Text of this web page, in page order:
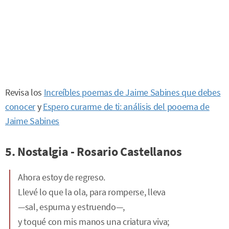
Revisa los Increíbles poemas de Jaime Sabines que debes
conoceryEspero curarme de ti: análisis del pooema de
Jaime Sabines
5. Nostalgia - Rosario Castellanos
Ahora estoy de regreso.
Llevé lo que la ola, para romperse, lleva
—sal, espuma y estruendo—,
y toqué con mis manos una criatura viva;